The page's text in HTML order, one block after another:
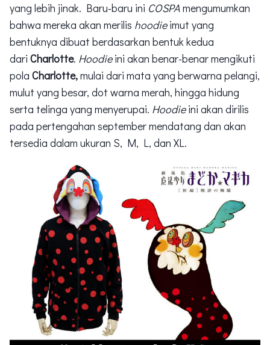
yang lebih jinak. Baru-baru ini COSPAmengumumkan
bahwa mereka akan merilis hoodieimut yang
bentuknya dibuat berdasarkan bentuk kedua
dari Charlotte. Hoodieini akan benar-benar mengikuti
pola Charlotte,mulai dari mata yang berwarna pelangi,
mulut yang besar, dot warna merah, hingga hidung
serta telinga yang menyerupai. Hoodieini akan dirilis
pada pertengahan september mendatang dan akan
tersedia dalam ukuran S, M, L, dan XL.